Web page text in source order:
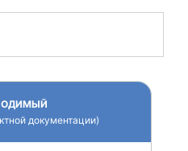
документации)